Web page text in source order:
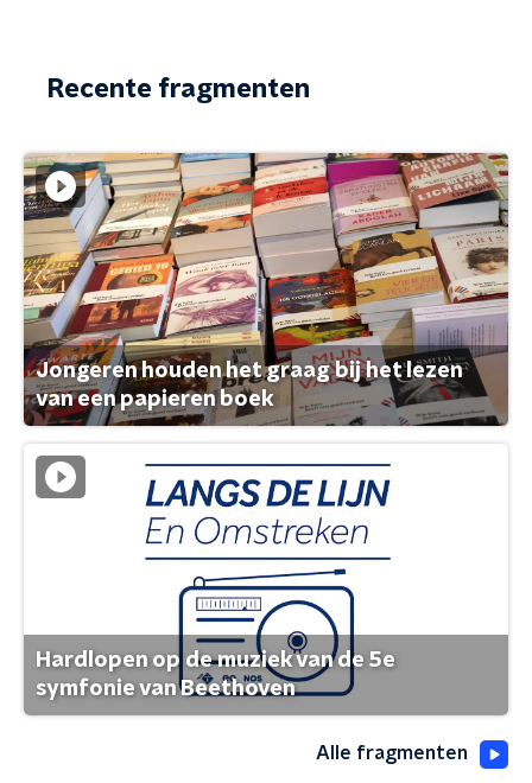
Recente fragmenten
Jongeren houden het graag bij het lezen
van een papieren boek
Hardlopen op de muziek van de 5e
symfonie van Beethoven
Alle fragmenten